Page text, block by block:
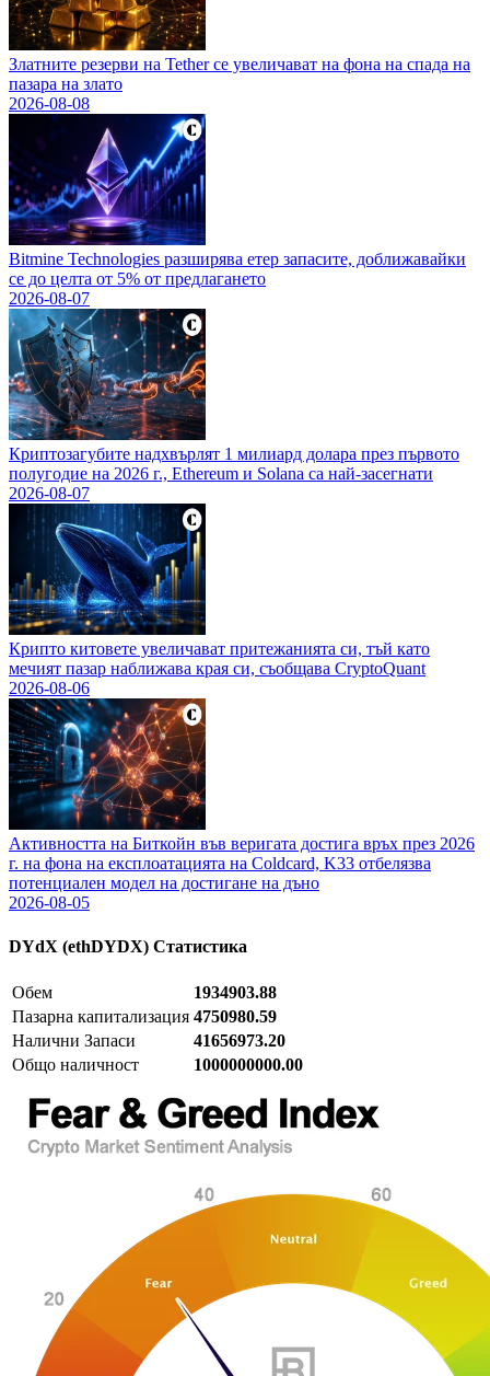
Златните резерви на Tether се увеличават на фона на спада на
пазара на злато
2026-08-08
Bitmine Technologies разширява етер запасите, доближавайки
се до целта от 5% от предлагането
2026-08-07
Криптозагубите надхвърлят 1 милиард долара през първото
полугодие на 2026 г., Ethereum и Solana са най-засегнати
2026-08-07
Крипто китовете увеличават притежанията си, тъй като
мечият пазар наближава края си, съобщава CryptoQuant
2026-08-06
Активността на Биткойн във веригата достига връх през 2026
г. на фона на експлоатацията на Coldcard, K33 отбелязва
потенциален модел на достигане на дъно
2026-08-05
DYdX (ethDYDX) Статистика
Обем
1934903.88
Пазарна капитализация 4750980.59
Налични Запаси
41656973.20
Общо наличност
1000000000.00